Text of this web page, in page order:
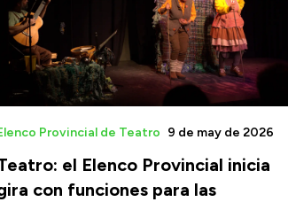
el Elenco Provincial inicia
con funciones para las
Provincial de Teatro 9 de may de 2026